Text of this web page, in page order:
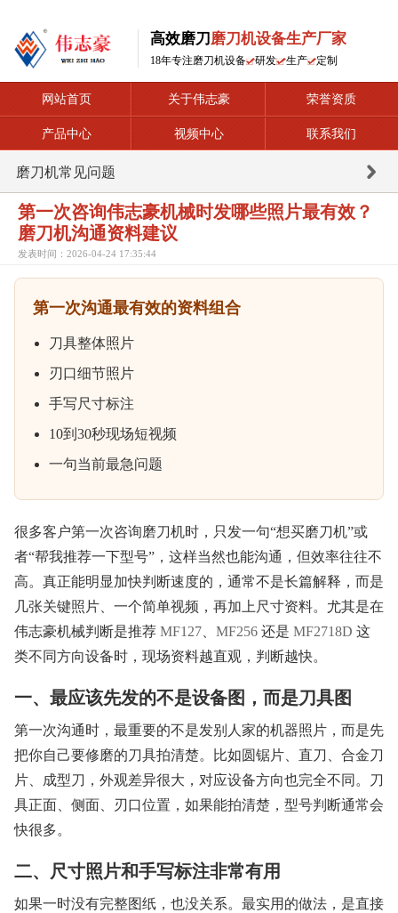
高效磨刀 磨刀机设备生产厂家
18年专注磨刀机设备 研发 生产 定制
网站首页 关于伟志豪 荣誉资质
产品中心 视频中心 联系我们
磨刀机常见问题
第一次咨询伟志豪机械时发哪些照片最有效？
磨刀机沟通资料建议
发表时间：2026-04-24 17:35:44
第一次沟通最有效的资料组合
刀具整体照片
刃口细节照片
手写尺寸标注
10到30秒现场短视频
一句当前最急问题
很多客户第一次咨询磨刀机时，只发一句“想买磨刀机”或
者“帮我推荐一下型号”，这样当然也能沟通，但效率往往不
高。真正能明显加快判断速度的，通常不是长篇解释，而是
几张关键照片、一个简单视频，再加上尺寸资料。尤其是在
伟志豪机械判断是推荐 MF127 MF256 还是 MF2718D 这
类不同方向设备时，现场资料越直观，判断越快。
一、最应该先发的不是设备图，而是刀具图
第一次沟通时，最重要的不是发别人家的机器照片，而是先
把你自己要修磨的刀具拍清楚。比如圆锯片、直刀、合金刀
片、成型刀，外观差异很大，对应设备方向也完全不同。刀
具正面、侧面、刃口位置，如果能拍清楚，型号判断通常会
快很多。
二、尺寸照片和手写标注非常有用
如果一时没有完整图纸，也没关系。最实用的做法，是直接